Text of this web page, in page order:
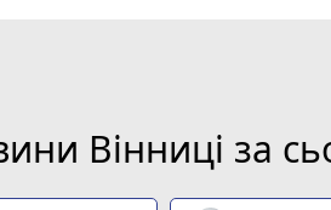
Вінниці за